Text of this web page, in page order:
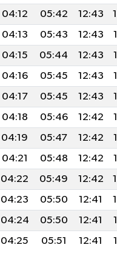
04:12 05:42 12:43
04:13 05:43 12:43
04:15 05:44 12:43
04:16 05:45 12:43
04:17 05:45 12:43
04:18 05:46 12:42
04:19 05:47 12:42
04:21 05:48 12:42
04:22 05:49 12:42
04:23 05:50 12:41
04:24 05:50 12:41
04:25 05:51 12:41